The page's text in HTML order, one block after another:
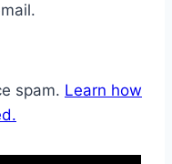
spam. Learn how